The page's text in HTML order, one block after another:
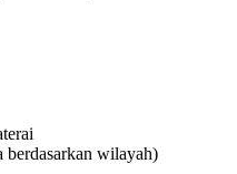
berdasarkan wilayah)